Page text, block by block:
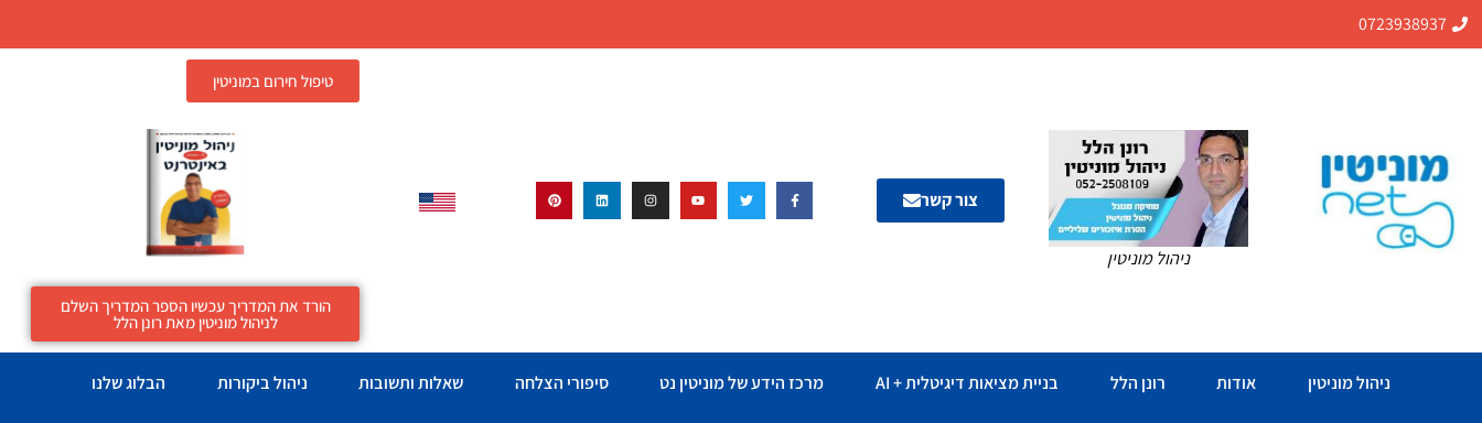
0723938937
ניהול מוניטין
צור קשר
טיפול חירום במוניטין
הורד את המדריך עכשיו הספר המדריך השלם
לניהול מוניטין מאת רונן הלל
ניהול מוניטין אודות רונן הלל בניית מציאות דיגיטלית + AI מרכז הידע של מוניטין נט סיפורי הצלחה שאלות ותשובות ניהול ביקורות הבלוג שלנו